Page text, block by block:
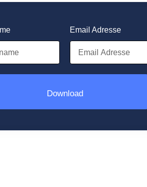
Email Adresse
Download